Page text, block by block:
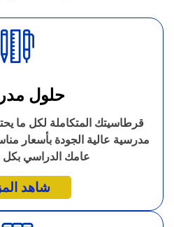
حلول
قرطاسيتك المتكاملة لكل ما
مدرسية عالية الجودة بأسعار
عامك الدراسي بكل
شاهد